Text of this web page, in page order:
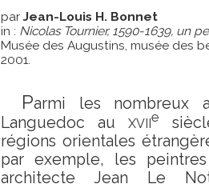
parJean-Louis H. Bonnet
in : Nicolas Tournier, 1590-1639, un
Musée des Augustins, musée des
2001.
Parmi les nombreux
Languedoc auxviie
régions orientales
par exemple, les
architecte Jean Le